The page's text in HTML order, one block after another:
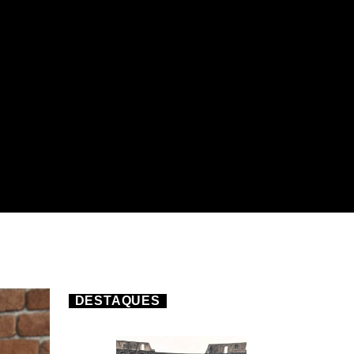
DESTAQUES